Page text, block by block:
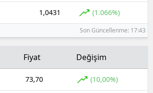
Yozgat
Zonguldak
Aksaray
Bayburt
1,0431 (1.066%)
Son Güncellenme: 17:43
Fiyat Değişim
73,70 (10,00%)